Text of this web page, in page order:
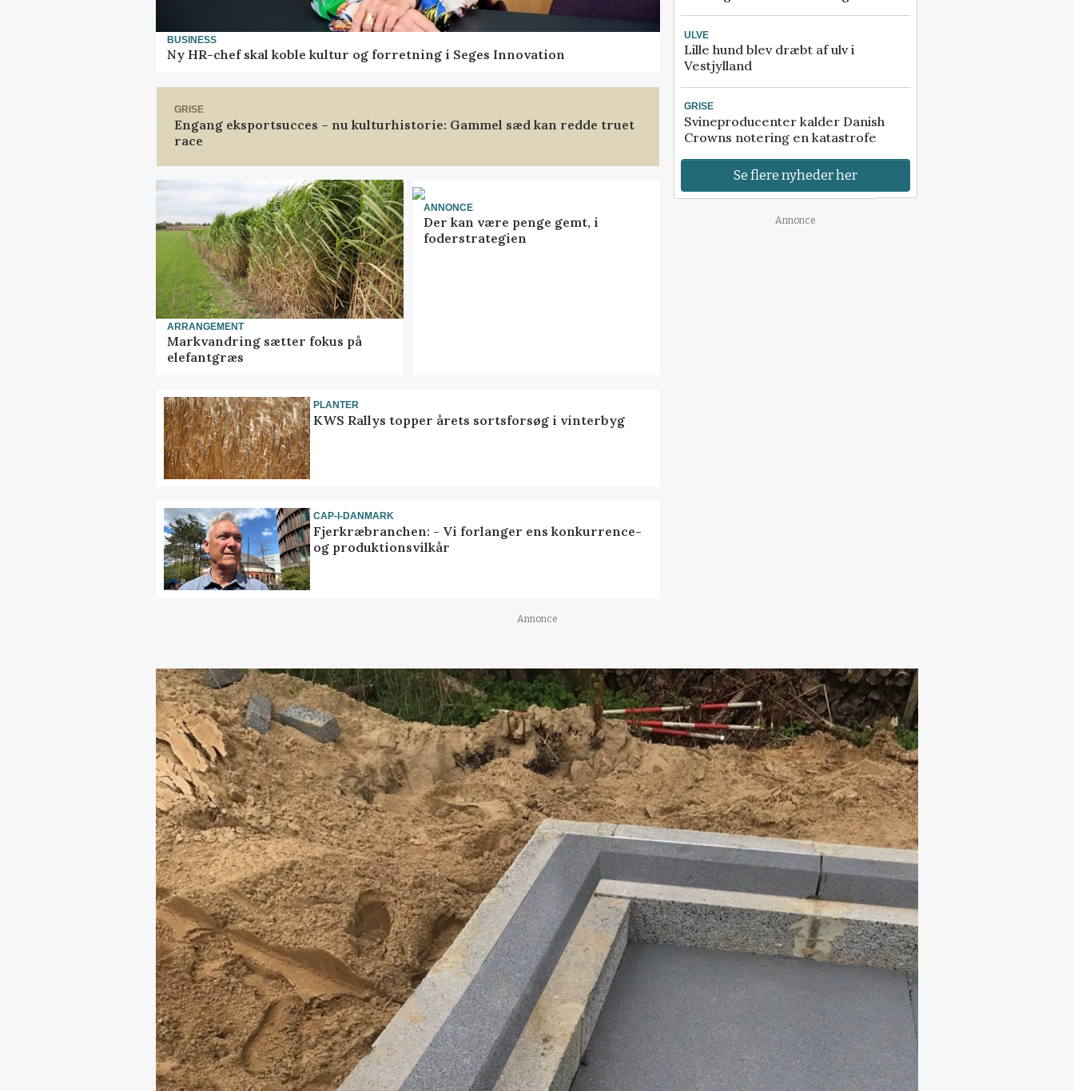
BUSINESS
Ny HR-chef skal koble kultur og forretning i Seges Innovation
GRISE
Engang eksportsucces – nu kulturhistorie: Gammel sæd kan redde truet
race
ARRANGEMENT
Markvandring sætter fokus på
elefantgræs
ANNONCE
Der kan være penge gemt, i
foderstrategien
PLANTER
KWS Rallys topper årets sortsforsøg i vinterbyg
CAP-I-DANMARK
Fjerkræbranchen: - Vi forlanger ens konkurrence-
og produktionsvilkår
ULVE
Lille hund blev dræbt af ulv i
Vestjylland
GRISE
Svineproducenter kalder Danish
Crowns notering en katastrofe
Se flere nyheder her
Annonce
Annonce